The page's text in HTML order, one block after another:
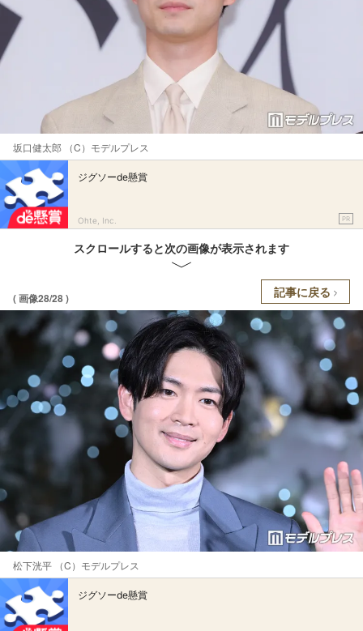
坂口健太郎 （C）モデルプレス
ジグソーde懸賞
Ohte, Inc. PR
スクロールすると次の画像が表示されます
( 画像28/28 ) 記事に戻る
松下洸平 （C）モデルプレス
ジグソーde懸賞